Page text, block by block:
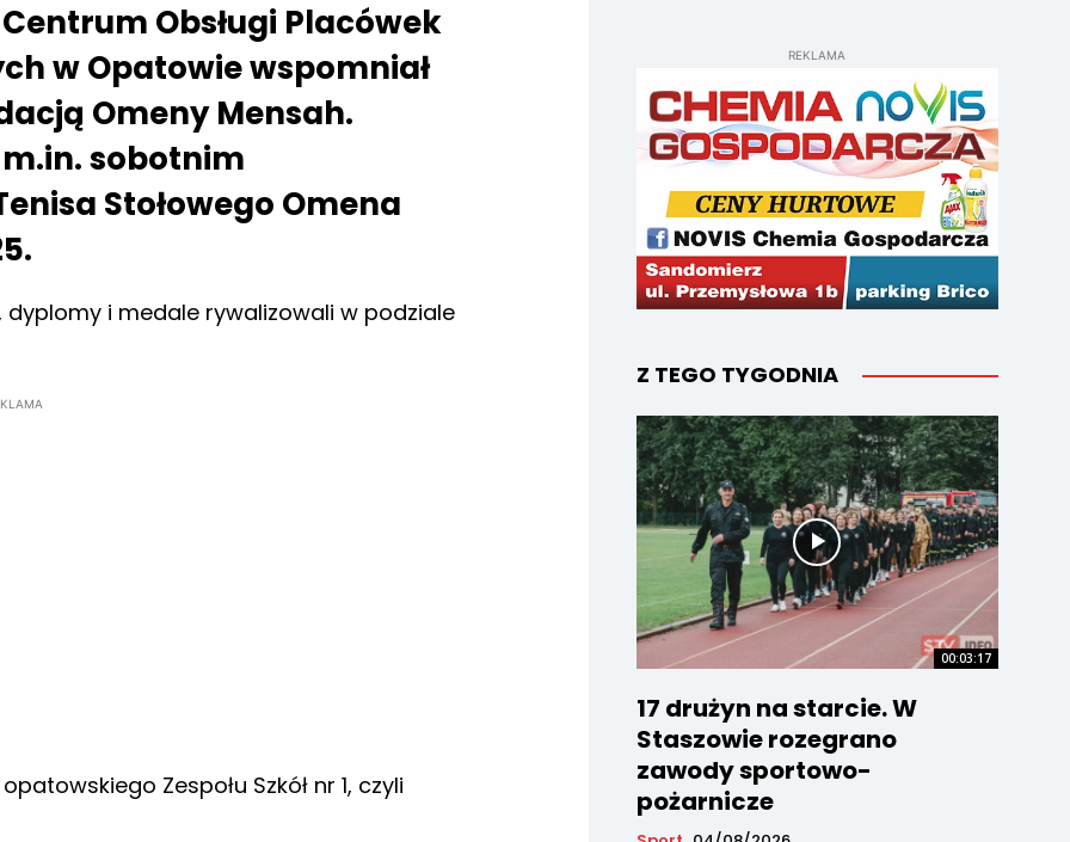
Obsługi Placówek
w Opatowie wspomniał
Omeny Mensah.
sobotnim
Stołowego Omena
i medale rywalizowali w podziale
Zespołu Szkół nr 1, czyli
REKLAMA
Z TEGO TYGODNIA
00:03:17
17 drużyn na starcie. W
Staszowie rozegrano
zawody sportowo-
pożarnicze